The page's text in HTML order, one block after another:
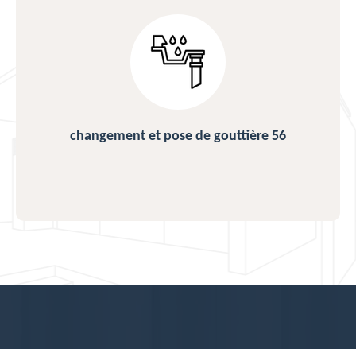
changement et pose de gouttière 56